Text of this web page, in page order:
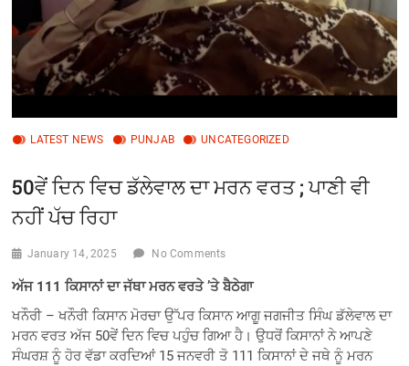
LATEST NEWS PUNJAB UNCATEGORIZED
50ਵੇਂ ਦਿਨ ਵਿਚ ਡੱਲੇਵਾਲ ਦਾ ਮਰਨ ਵਰਤ ; ਪਾਣੀ ਵੀ
ਨਹੀਂ ਪੱਚ ਰਿਹਾ
January 14, 2025 No Comments
ਅੱਜ 111 ਕਿਸਾਨਾਂ ਦਾ ਜੱਥਾ ਮਰਨ ਵਰਤੇ ’ਤੇ ਬੈਠੇਗਾ
ਖਨੌਰੀ – ਖਨੌਰੀ ਕਿਸਾਨ ਮੋਰਚਾ ਉੱਪਰ ਕਿਸਾਨ ਆਗੂ ਜਗਜੀਤ ਸਿੰਘ ਡੱਲੇਵਾਲ ਦਾ
ਮਰਨ ਵਰਤ ਅੱਜ 50ਵੇਂ ਦਿਨ ਵਿਚ ਪਹੁੰਚ ਗਿਆ ਹੈ। ਉਧਰੋਂ ਕਿਸਾਨਾਂ ਨੇ ਆਪਣੇ
ਸੰਘਰਸ਼ ਨੂੰ ਹੋਰ ਵੱਡਾ ਕਰਦਿਆਂ 15 ਜਨਵਰੀ ਤੋ 111 ਕਿਸਾਨਾਂ ਦੇ ਜਥੇ ਨੂੰ ਮਰਨ